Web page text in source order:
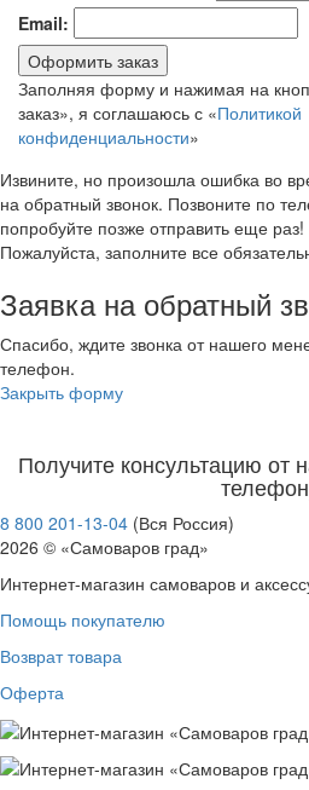
Email:
Оформить заказ
Заполняя форму и нажимая на
заказ», я соглашаюсь с «Политикой
конфиденциальности»
Извините, но произошла ошибка во
на обратный звонок. Позвоните по
попробуйте позже отправить еще
Пожалуйста, заполните все
Заявка на обратный
Спасибо, ждите звонка от нашего
телефон.
Закрыть форму
Получите консультацию от
8 800 201-13-04 (Вся Россия)
2026 © «Самоваров град»
Интернет-магазин самоваров и
Помощь покупателю
Возврат товара
Оферта